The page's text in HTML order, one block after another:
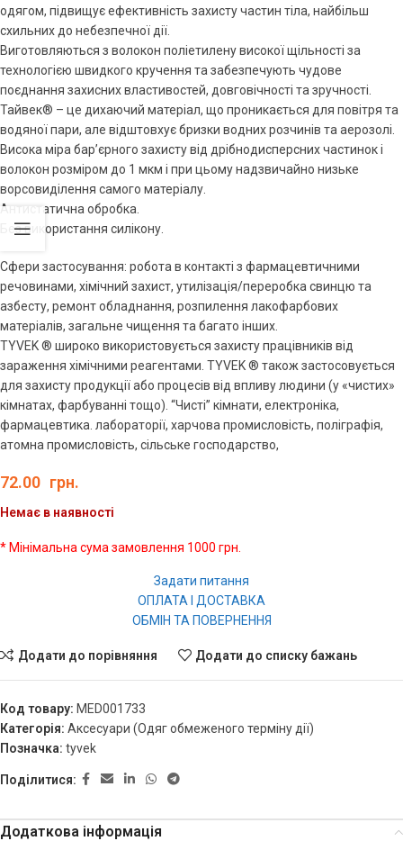
одягом, підвищує ефективність захисту частин тіла, найбільш
схильних до небезпечної дії.
Виготовляються з волокон поліетилену високої щільності за
технологією швидкого кручення та забезпечують чудове
поєднання захисних властивостей, довговічності та зручності.
Тайвек® – це дихаючий матеріал, що проникається для повітря та
водяної пари, але відштовхує бризки водних розчинів та аерозолі.
Висока міра бар’єрного захисту від дрібнодисперсних частинок і
волокон розміром до 1 мкм і при цьому надзвичайно низьке
ворсовиділення самого матеріалу.
Антистатична обробка.
Без використання силікону.
Сфери застосування: робота в контакті з фармацевтичними
речовинами, хімічний захист, утилізація/переробка свинцю та
азбесту, ремонт обладнання, розпилення лакофарбових
матеріалів, загальне чищення та багато інших.
TYVEK ® широко використовується захисту працівників від
зараження хімічними реагентами. TYVEK ® також застосовується
для захисту продукції або процесів від впливу людини (у «чистих»
кімнатах, фарбуванні тощо). “Чисті” кімнати, електроніка,
фармацевтика. лабораторії, харчова промисловість, поліграфія,
атомна промисловість, сільське господарство,
72.00 грн.
Немає в наявності
* Мінімальна сума замовлення 1000 грн.
Задати питання
ОПЛАТА І ДОСТАВКА
ОБМІН ТА ПОВЕРНЕННЯ
Додати до порівняння Додати до списку бажань
Код товару: MED001733
Категорія: Аксесуари (Одяг обмеженого терміну дії)
Позначка: tyvek
Поділитися:
Додаткова інформація